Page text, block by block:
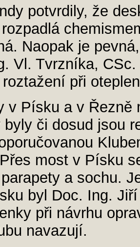
potvrdily, že
Naopak je
Vl. Tvrzníka,
při
v Písku a v Řezně
či dosud jsou
most v Písku
a sochu.
byl Doc. Ing.
při návrhu
navazují.